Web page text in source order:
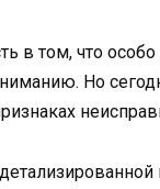
в том, что
Но